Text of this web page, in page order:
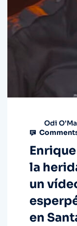
Odi
la
un
en